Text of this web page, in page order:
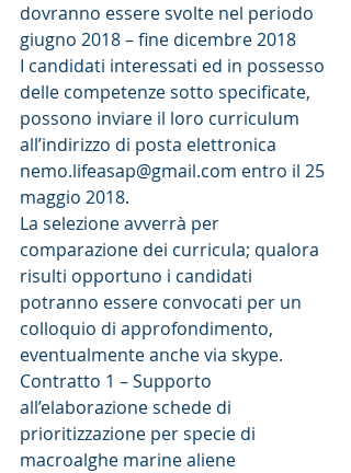
dovranno essere svolte nel periodo
giugno 2018 – fine dicembre 2018
I candidati interessati ed in possesso
delle competenze sotto specificate,
possono inviare il loro curriculum
all’indirizzo di posta elettronica
nemo.lifeasap@gmail.com entro il 25
maggio 2018.
La selezione avverrà per
comparazione dei curricula; qualora
risulti opportuno i candidati
potranno essere convocati per un
colloquio di approfondimento,
eventualmente anche via skype.
Contratto 1 – Supporto
all’elaborazione schede di
prioritizzazione per specie di
macroalghe marine aliene